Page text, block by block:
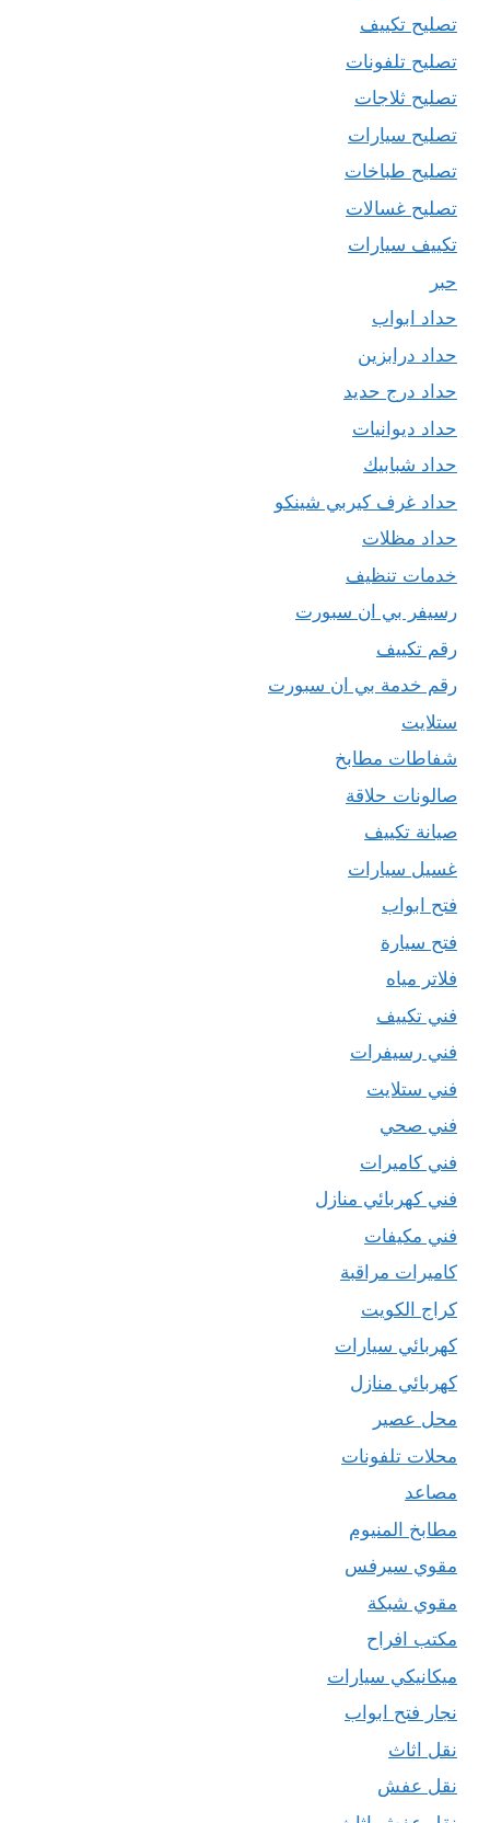
تصليح تكييف
تصليح تلفونات
تصليح ثلاجات
تصليح سيارات
تصليح طباخات
تصليح غسالات
تكييف سيارات
حبر
حداد ابواب
حداد درابزين
حداد درج حديد
حداد ديوانيات
حداد شبابيك
حداد غرف كيربي شينكو
حداد مظلات
خدمات تنظيف
رسيفر بي ان سبورت
رقم تكييف
رقم خدمة بي ان سبورت
ستلايت
شفاطات مطابخ
صالونات حلاقة
صيانة تكييف
غسيل سيارات
فتح ابواب
فتح سيارة
فلاتر مياه
فني تكييف
فني رسيفرات
فني ستلايت
فني صحي
فني كاميرات
فني كهربائي منازل
فني مكيفات
كاميرات مراقبة
كراج الكويت
كهربائي سيارات
كهربائي منازل
محل عصير
محلات تلفونات
مصاعد
مطابخ المنيوم
مقوي سيرفس
مقوي شبكة
مكتب افراح
ميكانيكي سيارات
نجار فتح ابواب
نقل اثاث
نقل عفش